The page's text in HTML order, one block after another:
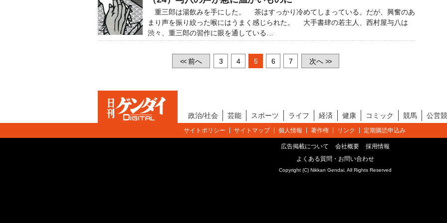
重三郎は湯飲みを手にした。 茶はすっかり冷めてしまっている。だが、興奮のあ
まり声を振り絞った喉にはうまく感じられた。 大手書肆の若主人、西村屋与八は
渋々、重三郎の習作に眼を通している…
<<前へ 3 4 5 6 7 次へ >>
政治/社会 芸能 スポーツ ライフ 経済 健康 コミック 競馬 公営
サイトポリシー サイトマップ 個人情報 著作権 リンク 定期購読申込み
広告掲載について 会社概要
採用情報
よくある質問・お問い合わせ
Copyright (C) Nikkan Gendai. All Rights Reserved